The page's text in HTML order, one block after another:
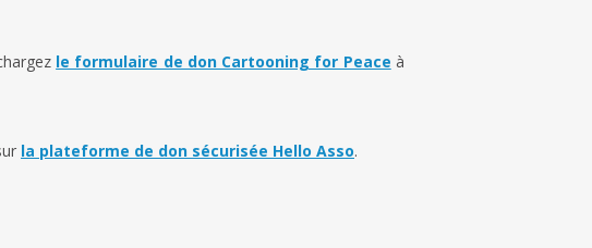
le formulaire de don Cartooning for Peace à
la plateforme de don sécurisée Hello Asso.